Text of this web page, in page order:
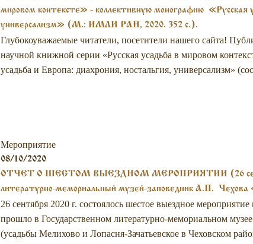
мировом контексте» - коллективную монографию «Русская
универсализм» (М.: ИМЛИ РАН, 2020. 352 с.).
Глубокоуважаемые читатели, посетители нашего сайта!
научной книжной серии «Русская усадьба в мировом
усадьба и Европа: диахрония, ностальгия, универсализм»
Мероприятие
08/10/2020
ОТЧЕТ О ШЕСТОМ ВЫЕЗДНОМ МЕРОПРИЯТИИ (26
литературно-мемориальный музей-заповедник А.П.
26 сентября 2020 г. состоялось шестое выездное
прошло в Государственном литературно-мемориальном
(усадьбы Мелихово и Лопасня-Зачатьевское в Чеховском